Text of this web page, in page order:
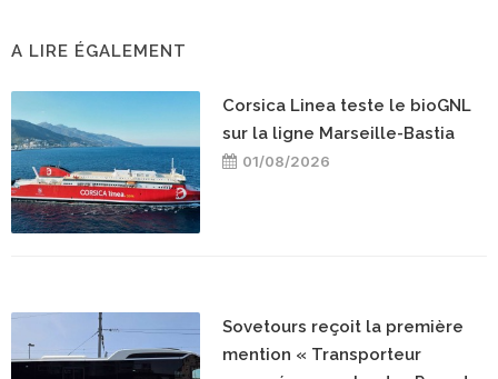
A LIRE ÉGALEMENT
Corsica Linea teste le bioGNL
sur la ligne Marseille-Bastia
01/08/2026
Sovetours reçoit la première
mention « Transporteur